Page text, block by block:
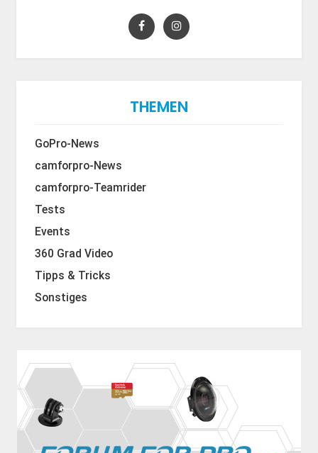
THEMEN
GoPro-News
camforpro-News
camforpro-Teamrider
Tests
Events
360 Grad Video
Tipps & Tricks
Sonstiges